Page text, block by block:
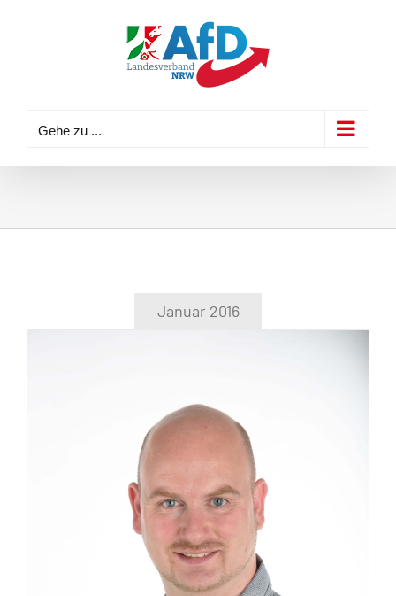
Gehe zu ...
Januar 2016